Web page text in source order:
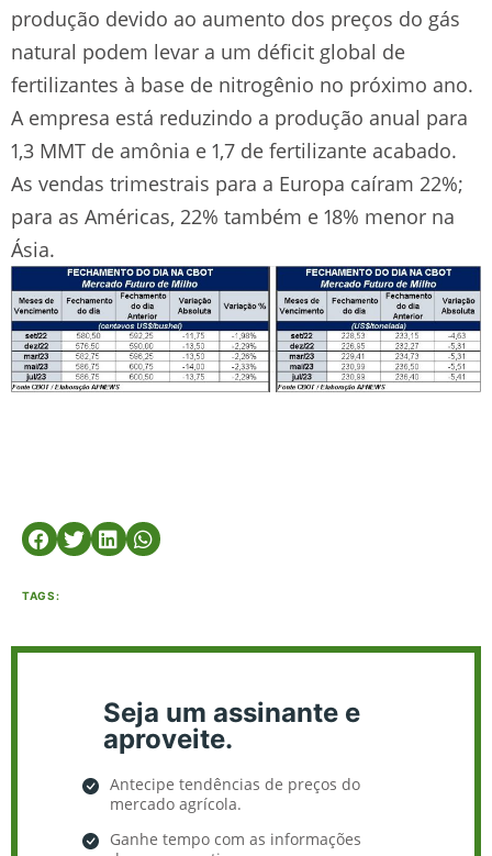
produção devido ao aumento dos preços do gás
natural podem levar a um déficit global de
fertilizantes à base de nitrogênio no próximo ano.
A empresa está reduzindo a produção anual para
1,3 MMT de amônia e 1,7 de fertilizante acabado.
As vendas trimestrais para a Europa caíram 22%;
para as Américas, 22% também e 18% menor na
Ásia.
TAGS:
Seja um assinante e
aproveite.
Antecipe tendências de preços do
mercado agrícola.
Ganhe tempo com as informações